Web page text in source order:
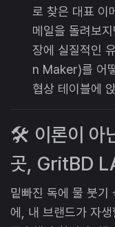
로 찾은 대표 이
메일을 돌려보
장에 실질적인
n Maker)를 어
협상 테이블에
🛠 이론이 아
곳, GritBD
밑빠진 독에 물 붓기
에, 내 브랜드가 자